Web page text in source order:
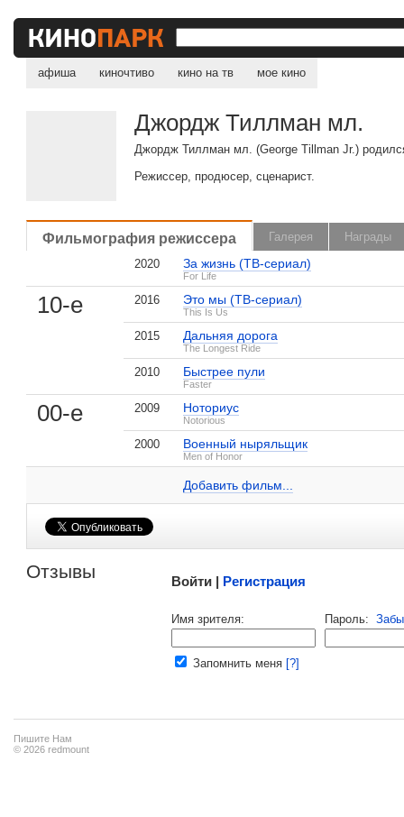
афиша киночтиво кино на тв мое кино
Джордж Тиллман мл.
Джордж Тиллман мл. (George Tillman Jr.)
Режиссер, продюсер, сценарист.
Фильмография режиссера Галерея
Награды
2020
За жизнь (ТВ-сериал)
For Life
10-е 2016 Это мы (ТВ-сериал)
This Is Us
2015 Дальняя дорога
The Longest Ride
2010 Быстрее пули
Faster
00-е 2009 Ноториус
Notorious
2000 Военный ныряльщик
Men of Honor
Добавить фильм...
Джордж Тиллман мл. на IMDB.com
Отзывы
, поделитесь своим мнением
Войти | Регистрация
Имя зрителя: Пароль:
Запомнить меня [?]
Пишите Нам
© 2026 redmount